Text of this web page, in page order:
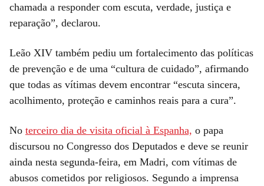
chamada a responder com escuta, verdade, justiça e
reparação”, declarou.
Leão XIV também pediu um fortalecimento das políticas
de prevenção e de uma “cultura de cuidado”, afirmando
que todas as vítimas devem encontrar “escuta sincera,
acolhimento, proteção e caminhos reais para a cura”.
No terceiro dia de visita oficial à Espanha, o papa
discursou no Congresso dos Deputados e deve se reunir
ainda nesta segunda-feira, em Madri, com vítimas de
abusos cometidos por religiosos. Segundo a imprensa